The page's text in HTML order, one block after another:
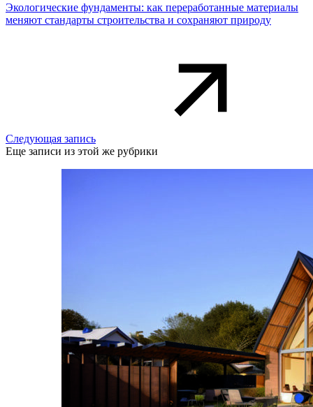
Экологические фундаменты: как переработанные материалы
меняют стандарты строительства и сохраняют природу
Следующая запись
Еще записи из этой же рубрики